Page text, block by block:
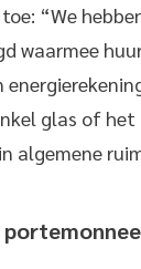
“We
waarmee
glas of
algemene